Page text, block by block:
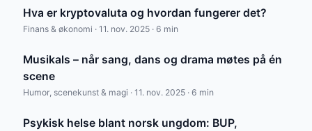
Hva er kryptovaluta og hvordan fungerer det?
Finans & økonomi · 11. nov. 2025 · 6 min
Musikals – når sang, dans og drama møtes på én
scene
Humor, scenekunst & magi · 11. nov. 2025 · 6 min
Psykisk helse blant norsk ungdom: BUP,